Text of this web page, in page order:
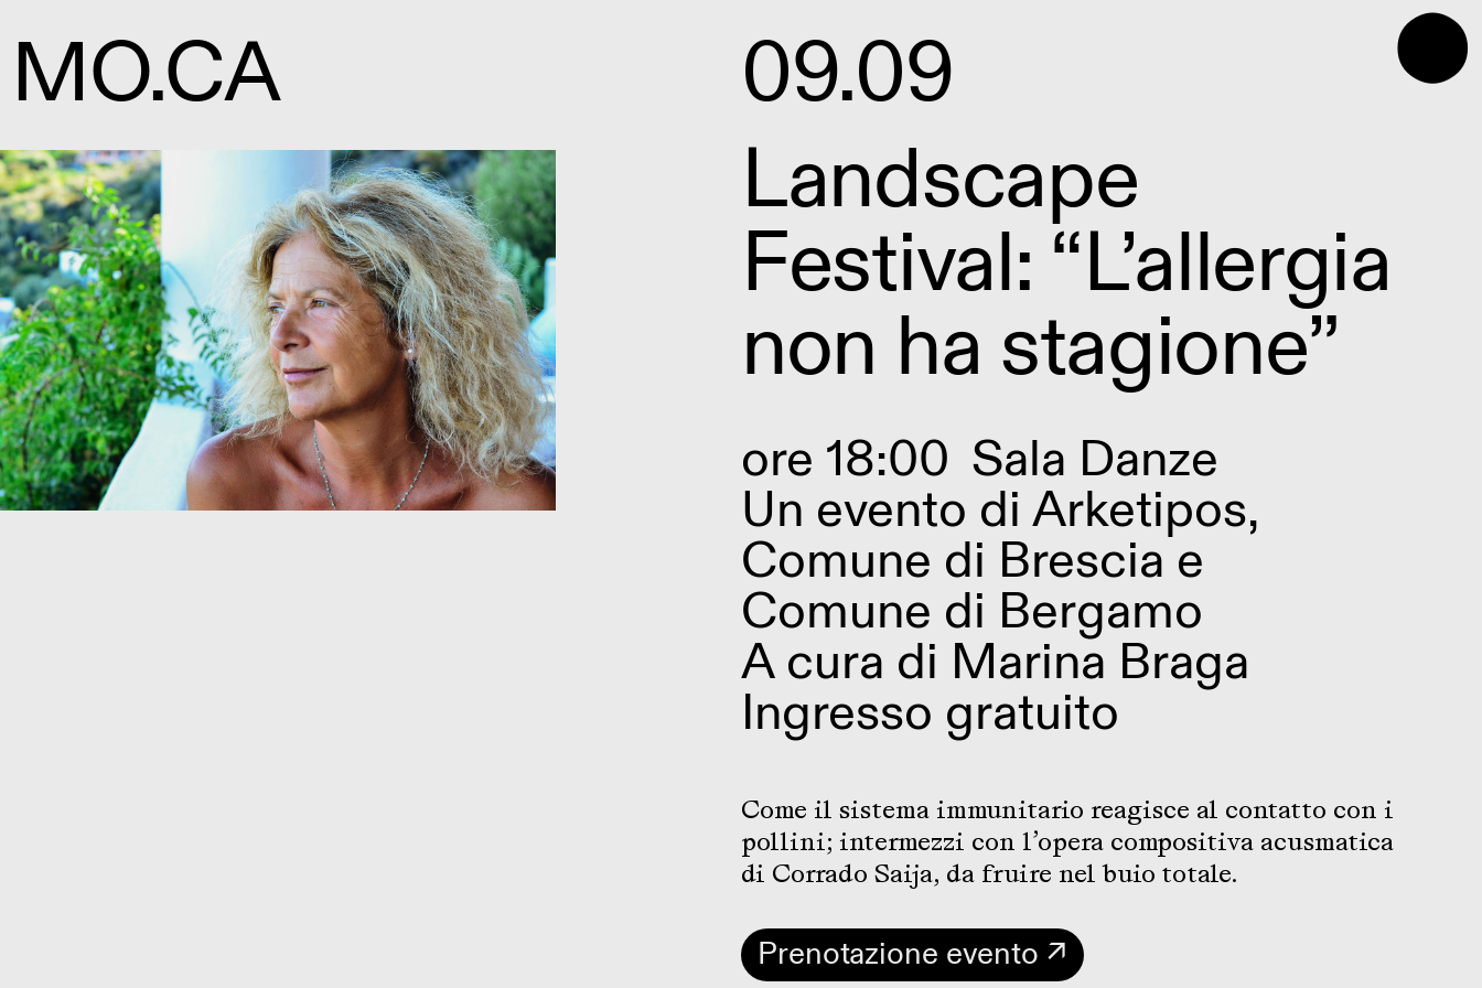
⬤
MO.CA
09.09
Landscape
Festival: “L’allergia
non ha stagione”
ore 18:00 Sala Danze
Un evento di Arketipos,
Comune di Brescia e
Comune di Bergamo
A cura di Marina Braga
Ingresso gratuito
Come il sistema immunitario reagisce al contatto con i
pollini; intermezzi con l’opera compositiva acusmatica
di Corrado Saija, da fruire nel buio totale.
Prenotazione evento ↗